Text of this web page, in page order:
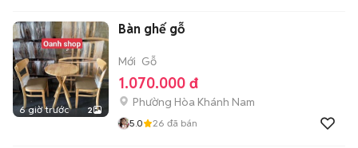
6 giờ trước 2
Bàn ghế gỗ
Mới Gỗ
1.070.000 đ
Phường Hòa Khánh Nam
5.0 26 đã bán